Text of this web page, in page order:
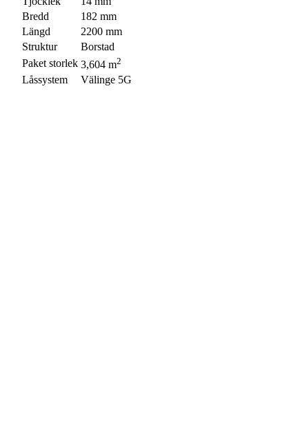
Bredd
182 mm
Längd
2200 mm
Struktur
Borstad
Paket storlek 3,604 m2
Låssystem Välinge 5G